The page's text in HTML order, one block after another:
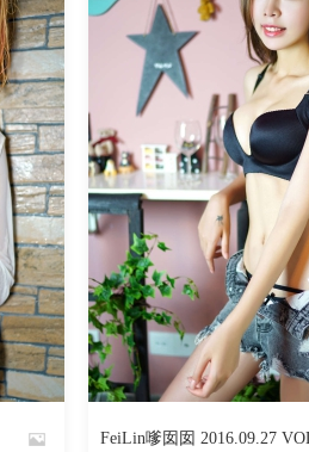
0 回复
FeiLin嗲囡囡 2016.09.27